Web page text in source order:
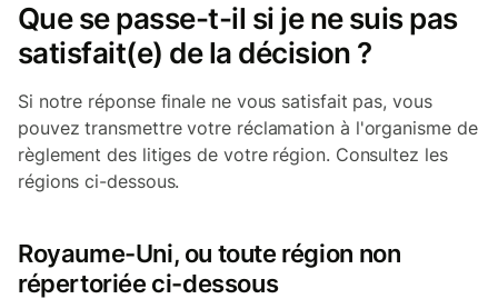
Que se passe-t-il si je ne suis pas
satisfait(e) de la décision ?
Si notre réponse finale ne vous satisfait pas, vous
pouvez transmettre votre réclamation à l'organisme de
règlement des litiges de votre région. Consultez les
régions ci-dessous.
Royaume-Uni, ou toute région non
répertoriée ci-dessous